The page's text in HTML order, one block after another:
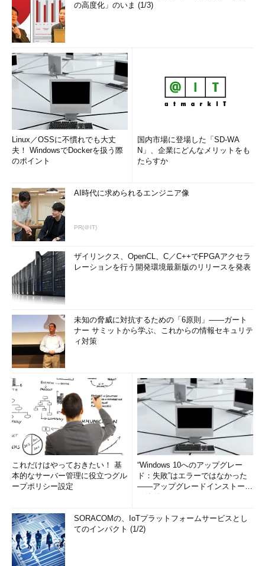
の高度化」のいま (1/3)
Linux／OSSに不慣れでも大丈
夫！ WindowsでDockerを扱う際
のポイント
国内市場に登場した「SD-WA
N」、企業にどんなメリットをも
たらすか
AI時代に求められるエンジニア像
PR(＠IT)
ザイリンクス、OpenCL、C／C++でFPGAアクセラ
レーションを行う開発環境最新版のリリースを発表
未知の脅威に対抗するための「6原則」――ガート
ナー サミットから学ぶ、これからの情報セキュリテ
ィ対策
これだけはやっておきたい！ 基
本的なサーバー管理に役立つグル
ープポリシー設定
“Windows 10へのアップグレー
ド：失敗”はエラーではなかった
――アップグレードインストール
SORACOMの、IoTプラットフォームサービスとし
てのインパクト (1/2)